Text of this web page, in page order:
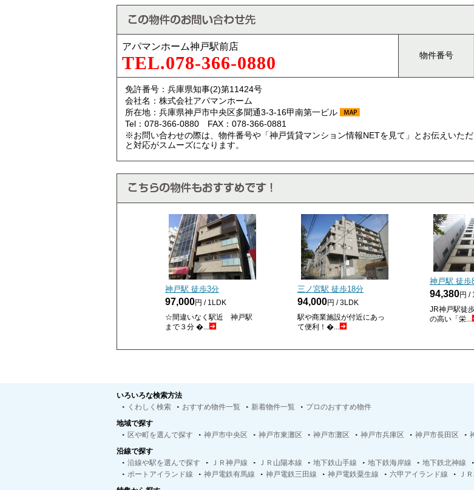
アパマンホーム神戸駅前店
TEL.078-366-0880 物件番号
免許番号：兵庫県知事(2)第11424号
会社名：株式会社アパマンホーム
所在地：兵庫県神戸市中央区多聞通3-3-16甲南第一ビル
Tel：078-366-0880 FAX：078-366-0881
※お問い合わせの際は、物件番号や「神戸賃貸マンション情報NETを見て」とお伝えいただ
と対応がスムーズになります。
神戸駅 徒歩3分
97,000円 / 1LDK
☆間違いなく駅近 神戸駅
まで３分 �...
三ノ宮駅 徒歩18分
94,000円 / 3LDK
駅や商業施設が付近にあっ
て便利！�...
神戸駅 徒歩
94,380円 /
JR神戸駅徒
の高い「栄...
いろいろな検索方法
くわしく検索
おすすめ物件一覧 新着物件一覧
プロのおすすめ物件
地域で探す
区や町を選んで探す
神戸市中央区 神戸市東灘区 神戸市灘区 神戸市兵庫区 神戸市長田区
沿線で探す
沿線や駅を選んで探す
ＪＲ神戸線 ＪＲ山陽本線 地下鉄山手線 地下鉄海岸線 地下鉄北神線
ポートアイランド線
神戸電鉄有馬線 神戸電鉄三田線 神戸電鉄粟生線 六甲アイランド線 Ｊ